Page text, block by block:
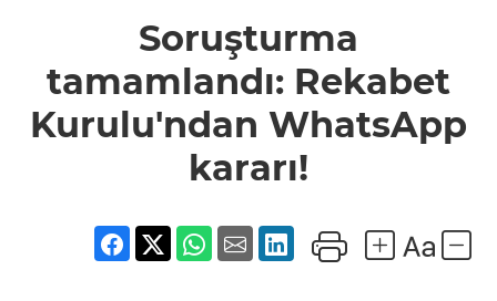
Kurulu'ndan
WhatsApp
kararı!
Soruşturma
tamamlandı: Rekabet
Kurulu'ndan WhatsApp
kararı!